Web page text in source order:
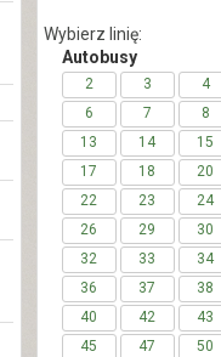
Wybierz linię:
Autobusy
2 3 4
6
7 8
13
14 15
17
18 20
22
23 24
26
29 30
32
33 34
36
37 38
40
42 43
45
47 50